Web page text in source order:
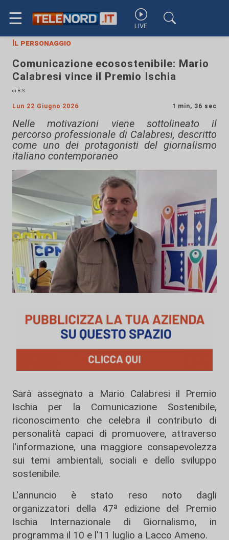
☰ LIVE
Il personaggio
Comunicazione ecosostenibile: Mario
Calabresi vince il Premio Ischia
di R.S.
Lun 22 Giugno 2026 1 min, 36 sec
Nelle motivazioni viene sottolineato il
percorso professionale di Calabresi, descritto
come uno dei protagonisti del giornalismo
italiano contemporaneo
Sarà assegnato a Mario Calabresi il Premio
Ischia per la Comunicazione Sostenibile,
riconoscimento che celebra il contributo di
personalità capaci di promuovere, attraverso
l'informazione, una maggiore consapevolezza
sui temi ambientali, sociali e dello sviluppo
sostenibile.
L'annuncio è stato reso noto dagli
organizzatori della 47ª edizione del Premio
Ischia Internazionale di Giornalismo, in
programma il 10 e l'11 luglio a Lacco Ameno.